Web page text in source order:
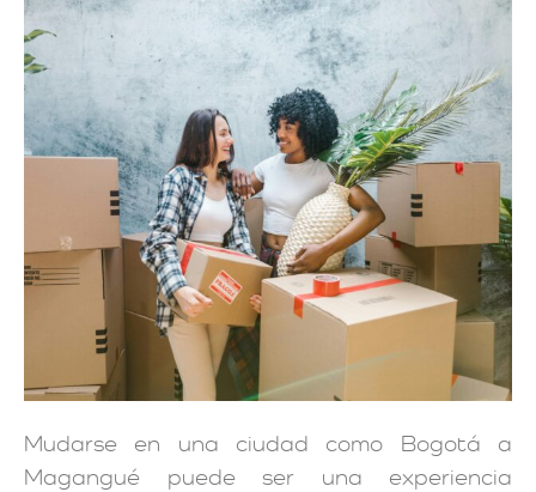
Mudarse en una ciudad como Bogotá a
Magangué puede ser una experiencia